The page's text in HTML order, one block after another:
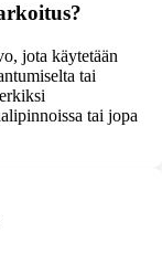
jota käytetään
tai
tai jopa